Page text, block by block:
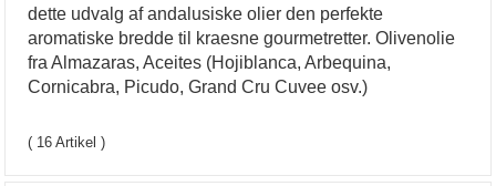
dette udvalg af andalusiske olier den perfekte
aromatiske bredde til kraesne gourmetretter. Olivenolie
fra Almazaras, Aceites (Hojiblanca, Arbequina,
Cornicabra, Picudo, Grand Cru Cuvee osv.)
( 16 Artikel )